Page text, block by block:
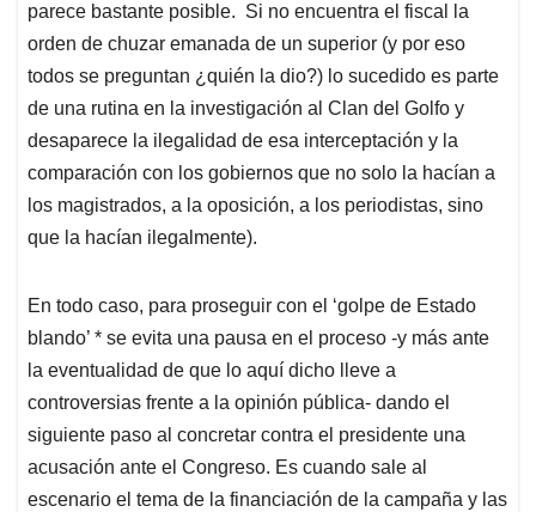
parece bastante posible. Si no encuentra el fiscal la
orden de chuzar emanada de un superior (y por eso
todos se preguntan ¿quién la dio?) lo sucedido es parte
de una rutina en la investigación al Clan del Golfo y
desaparece la ilegalidad de esa interceptación y la
comparación con los gobiernos que no solo la hacían a
los magistrados, a la oposición, a los periodistas, sino
que la hacían ilegalmente).
En todo caso, para proseguir con el ‘golpe de Estado
blando’ * se evita una pausa en el proceso -y más ante
la eventualidad de que lo aquí dicho lleve a
controversias frente a la opinión pública- dando el
siguiente paso al concretar contra el presidente una
acusación ante el Congreso. Es cuando sale al
escenario el tema de la financiación de la campaña y las